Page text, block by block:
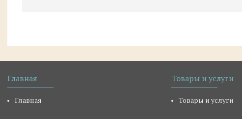
Главная
Главная
Товары и услуги
Товары и услуги